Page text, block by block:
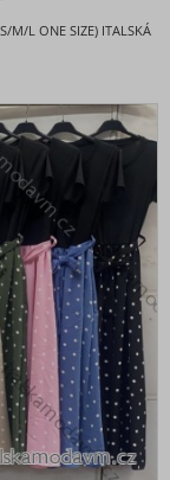
L ONE SIZE) ITALSKÁ